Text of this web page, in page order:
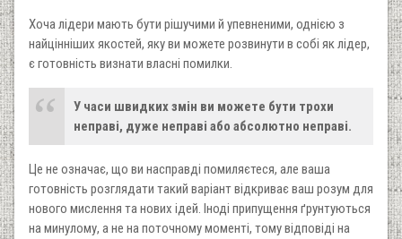
Хоча лідери мають бути рішучими й упевненими, однією з
найцінніших якостей, яку ви можете розвинути в собі як лі­дер,
є готовність визнати власні помилки.
У часи швидких змін ви можете бути трохи
неправі, дуже неправі або абсолютно неправі.
Це не означає, що ви насправді помиляєтеся, але ваша
готовність розглядати такий варіант відкриває ваш ро­зум для
нового мислення та нових ідей. Іноді припущення ґрунтуються
на минулому, а не на поточному моменті, тому відповіді на